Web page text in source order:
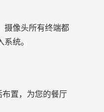
摄像头所有终端都
统。
置，为您的餐厅